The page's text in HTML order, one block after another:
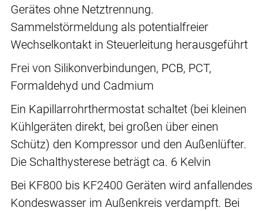
Gerätes ohne Netztrennung.
Sammelstörmeldung als potentialfreier
Wechselkontakt in Steuerleitung herausgeführt
Frei von Silikonverbindungen, PCB, PCT,
Formaldehyd und Cadmium
Ein Kapillarrohrthermostat schaltet (bei kleinen
Kühlgeräten direkt, bei großen über einen
Schütz) den Kompressor und den Außenlüfter.
Die Schalthysterese beträgt ca. 6 Kelvin
Bei KF800 bis KF2400 Geräten wird anfallendes
Kondeswasser im Außenkreis verdampft. Bei